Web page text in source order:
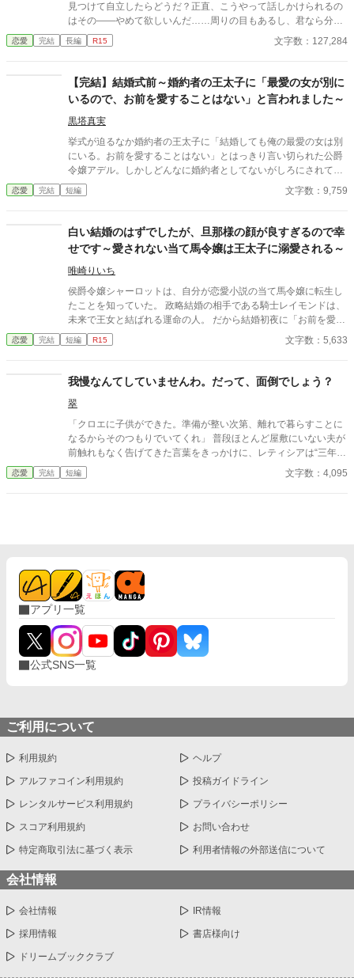
見つけて自立したらどうだ？正直、こうやって話しかけられるの
はその――やめて欲しいんだ……周りの目もあるし、君なら分か
るだろう？」 頭を急に鈍器で殴られたような感覚に陥る一言だっ
た。 彼がチラリと見るのは周囲。2学年上の彼の教室の前であっ
生は一変した――。 ＊＊＊＊＊＊ ※タイトル少し変えました。
・暫く書いていなかったらかなり文体が変わってしまったので、
書き直ししています。 ・トラブル回避のため、完結まで感想欄は
開きません。
恋愛 完結 長編 R15 文字数：127,284
【完結】結婚式前～婚約者の王太子に「最愛の女が別に
いるので、お前を愛することはない」と言われました～
黒塔真実
挙式が迫るなか婚約者の王太子に「結婚しても俺の最愛の女は別
にいる。お前を愛することはない」とはっきり言い切られた公爵
令嬢アデル。しかしどんなに婚約者としてないがしろにされても
女性としての誇りを傷つけられても彼女は平気だった。なぜなら
大切な「心の拠り所」があるから……。しかし、王立学園の卒業
を受けるのだった―― ※神視点。■なろうにも別タイトルで重
複投稿←【ジャンル日間4位】。
恋愛 完結 短編 文字数：9,759
白い結婚のはずでしたが、旦那様の顔が良すぎるので幸
せです～愛されない当て馬令嬢は王太子に溺愛される～
唯崎りいち
侯爵令嬢シャーロットは、自分が恋愛小説の当て馬令嬢に転生し
たことを知っていた。 政略結婚の相手である騎士レイモンドは、
未来で王女と結ばれる運命の人。 だから結婚初夜に「お前を愛す
ることはない」と告げられても覚悟はできていた。 ――なぜなら
彼は私の最推しだから。 白い結婚でも問題なし。 離縁されるその
せ。 睨まれても幸せ。 今日も王宮で旦那様を見守る推し活に励ん
でいたら、なぜか王太子フィリップに勘違いされてしまう。 「君
は傷ついているんだろう？」 「いいえ、旦那様の顔が良いだけで
す！」 そう答えたはずなのに、なぜか王太子から求婚されて―
―！？ 愛されない運命だった当て馬令嬢が、本当の愛を知るまで
の勘違いラブコメディ。
恋愛 完結 短編 R15 文字数：5,633
我慢なんてしていませんわ。だって、面倒でしょう？
翠
「クロエに子供ができた。準備が整い次第、離れで暮らすことに
なるからそのつもりでいてくれ」 普段ほとんど屋敷にいない夫が
前触れもなく告げてきた言葉をきっかけに、レティシアは“三年
間”の契約を終わらせることにした。 赤の他人を屋敷に迎えるこ
とはしない。 不要なものに感情を砕く理由などない。 「だって、
恋愛 完結 短編 文字数：4,095
アプリ一覧
公式SNS一覧
ご利用について
利用規約 ヘルプ
アルファコイン利用規約 投稿ガイドライン
レンタルサービス利用規約 プライバシーポリシー
スコア利用規約 お問い合わせ
特定商取引法に基づく表示 利用者情報の外部送信について
会社情報
会社情報 IR情報
採用情報 書店様向け
ドリームブッククラブ